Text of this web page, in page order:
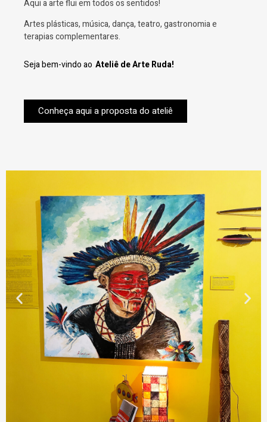
Seja bem-vindo ao Ateliê de Arte Ruda!
Aqui a arte flui em todos os sentidos!
Artes plásticas, música, dança, teatro, gastronomia e
terapias complementares.
Conheça aqui a proposta do ateliê